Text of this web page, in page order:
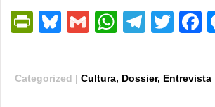
PrintFriendly
Bluesky
Gmail
Categorized | Cultura, Dossier, Entrevista